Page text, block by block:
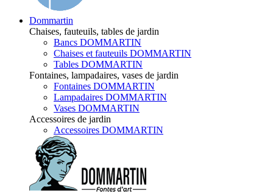
Dommartin
Chaises, fauteuils, tables de jardin
Bancs DOMMARTIN
Chaises et fauteuils DOMMARTIN
Tables DOMMARTIN
Fontaines, lampadaires, vases de jardin
Fontaines DOMMARTIN
Lampadaires DOMMARTIN
Vases DOMMARTIN
Accessoires de jardin
Accessoires DOMMARTIN